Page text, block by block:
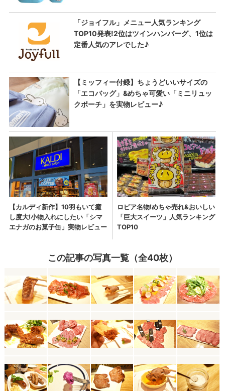
この記事の写真一覧（全40枚）